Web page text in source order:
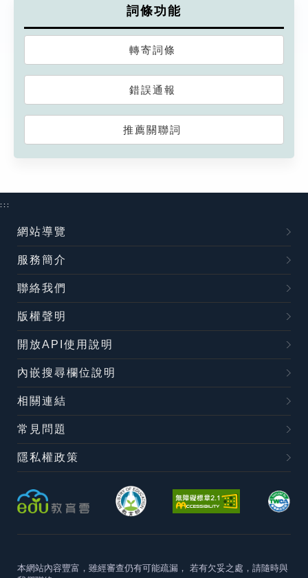
詞條功能
轉寄詞條
錯誤通報
推薦關聯詞
:::
網站導覽
服務簡介
聯絡我們
版權聲明
開放API使用說明
內嵌搜尋欄位說明
相關連結
常見問題
隱私權政策
本網站內容豐富，雖經審查仍有可能疏漏， 若有欠妥之處，請隨時與